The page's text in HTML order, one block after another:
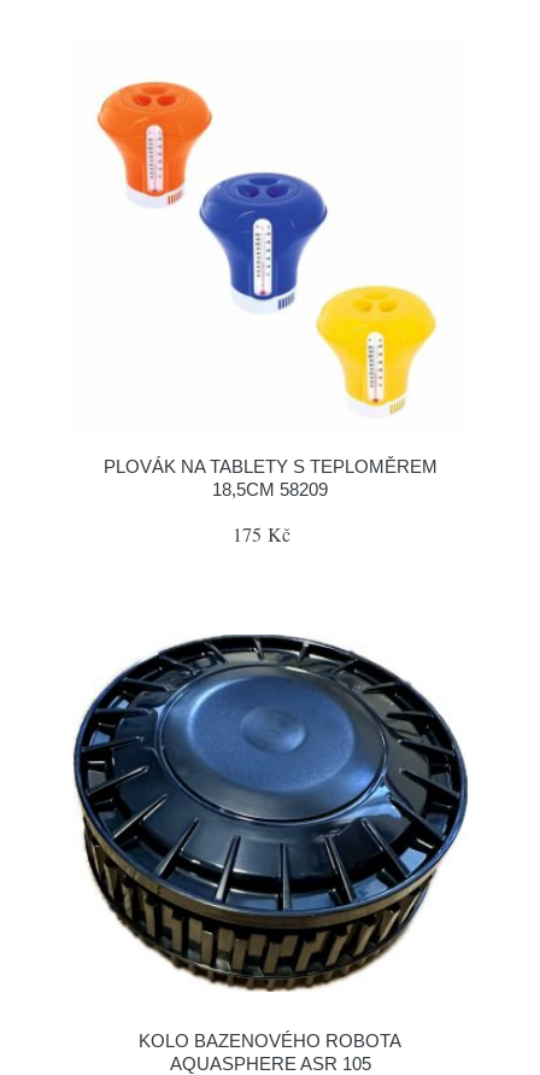
PLOVÁK NA TABLETY S TEPLOMĚREM
18,5CM 58209
175 Kč
KOLO BAZENOVÉHO ROBOTA
AQUASPHERE ASR 105